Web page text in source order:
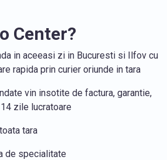
Center?
in aceeasi zi in Bucuresti si Ilfov cu
rapida prin curier oriunde in tara
vin insotite de factura, garantie,
zile lucratoare
tara
de specialitate